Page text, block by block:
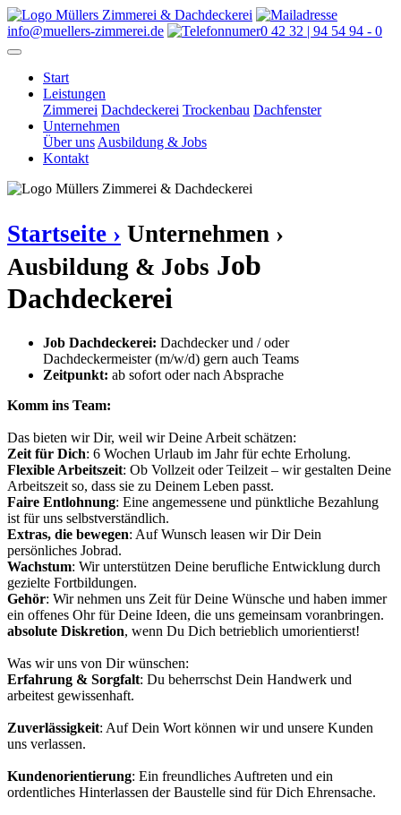
info@muellers-zimmerei.de 0 42 32 | 94 54 94 - 0
Start
Leistungen
Zimmerei Dachdeckerei Trockenbau Dachfenster
Unternehmen
Über uns Ausbildung & Jobs
Kontakt
Startseite › Unternehmen ›
Ausbildung & Jobs Job
Dachdeckerei
Job Dachdeckerei: Dachdecker und / oder
Dachdeckermeister (m/w/d) gern auch Teams
Zeitpunkt: ab sofort oder nach Absprache
Komm ins Team:
Das bieten wir Dir, weil wir Deine Arbeit schätzen:
Zeit für Dich: 6 Wochen Urlaub im Jahr für echte Erholung.
Flexible Arbeitszeit: Ob Vollzeit oder Teilzeit – wir gestalten Deine
Arbeitszeit so, dass sie zu Deinem Leben passt.
Faire Entlohnung: Eine angemessene und pünktliche Bezahlung
ist für uns selbstverständlich.
Extras, die bewegen: Auf Wunsch leasen wir Dir Dein
persönliches Jobrad.
Wachstum: Wir unterstützen Deine berufliche Entwicklung durch
gezielte Fortbildungen.
Gehör: Wir nehmen uns Zeit für Deine Wünsche und haben immer
ein offenes Ohr für Deine Ideen, die uns gemeinsam voranbringen.
absolute Diskretion, wenn Du Dich betrieblich umorientierst!
Was wir uns von Dir wünschen:
Erfahrung & Sorgfalt: Du beherrschst Dein Handwerk und
arbeitest gewissenhaft.
Zuverlässigkeit: Auf Dein Wort können wir und unsere Kunden
uns verlassen.
Kundenorientierung: Ein freundliches Auftreten und ein
ordentliches Hinterlassen der Baustelle sind für Dich Ehrensache.